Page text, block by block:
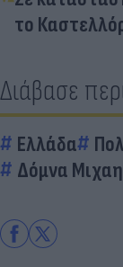
το
Διάβασε
Ελλάδα
Δόμνα